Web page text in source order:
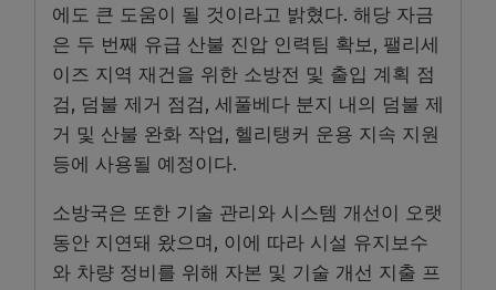
에도 큰 도움이 될 것이라고 밝혔다. 해당 자금
은 두 번째 유급 산불 진압 인력팀 확보, 팰리세
이즈 지역 재건을 위한 소방전 및 출입 계획 점
검, 덤불 제거 점검, 세풀베다 분지 내의 덤불 제
거 및 산불 완화 작업, 헬리탱커 운용 지속 지원
등에 사용될 예정이다.
소방국은 또한 기술 관리와 시스템 개선이 오랫
동안 지연돼 왔으며, 이에 따라 시설 유지보수
와 차량 정비를 위해 자본 및 기술 개선 지출 프